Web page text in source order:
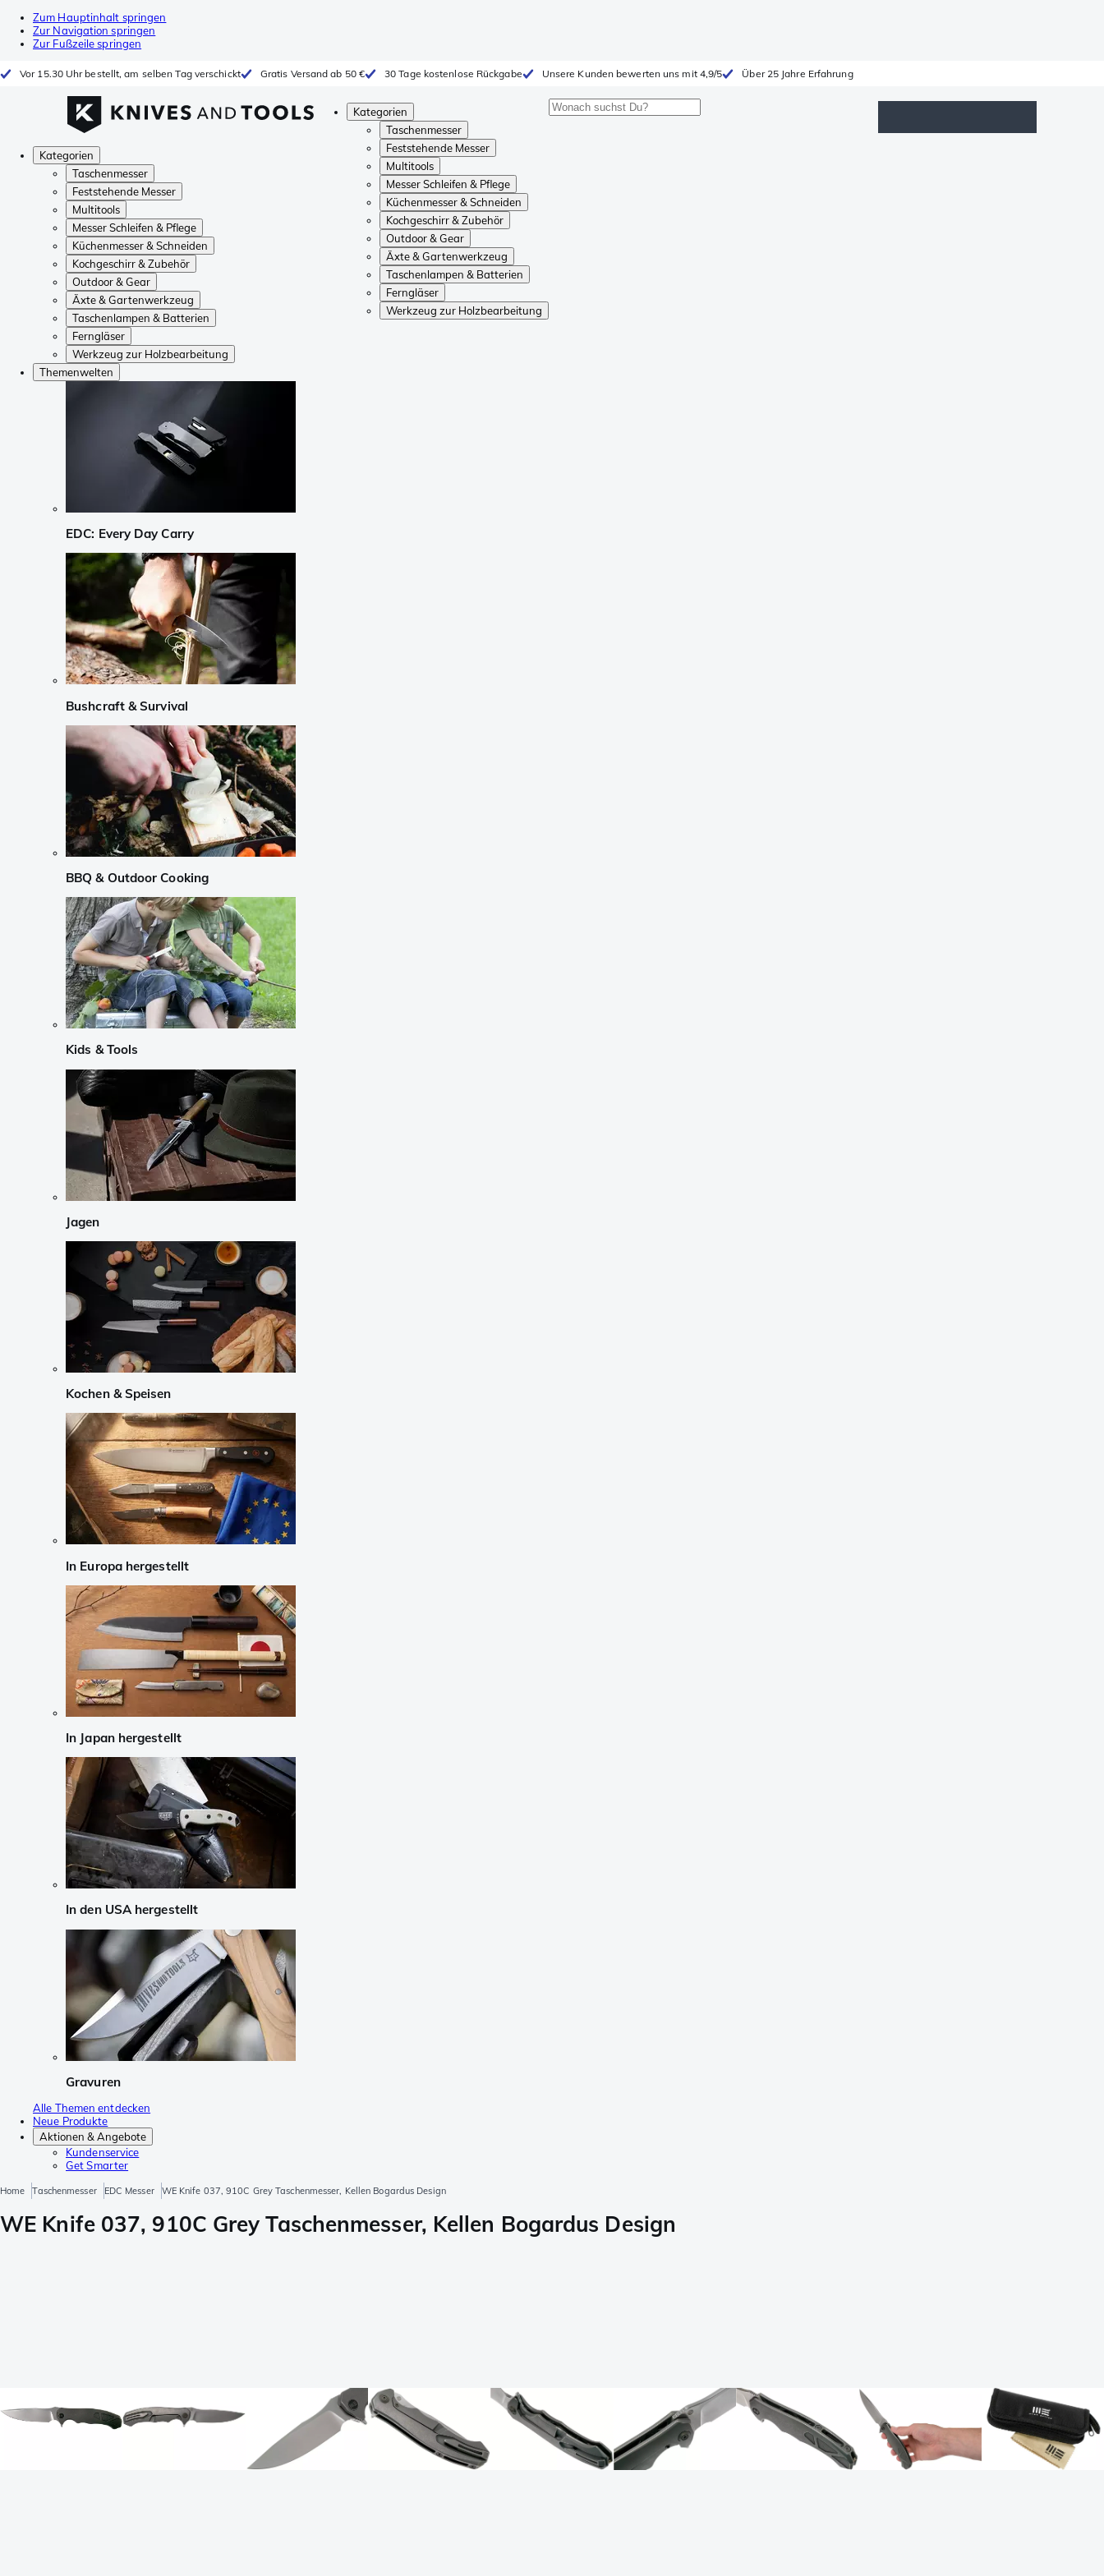
Zum Hauptinhalt springen
Zur Navigation springen
Zur Fußzeile springen
Vor 15.30 Uhr bestellt, am selben Tag verschickt Gratis Versand ab 50 € 30 Tage kostenlose Rückgabe Unsere Kunden bewerten uns mit 4,9/5 Über 25 Jahre Erfahrung
Kategorien
Taschenmesser
Feststehende Messer
Multitools
Messer Schleifen & Pflege
Küchenmesser & Schneiden
Kochgeschirr & Zubehör
Outdoor & Gear
Äxte & Gartenwerkzeug
Taschenlampen & Batterien
Ferngläser
Werkzeug zur Holzbearbeitung
Kategorien
Taschenmesser
Feststehende Messer
Multitools
Messer Schleifen & Pflege
Küchenmesser & Schneiden
Kochgeschirr & Zubehör
Outdoor & Gear
Äxte & Gartenwerkzeug
Taschenlampen & Batterien
Ferngläser
Werkzeug zur Holzbearbeitung
Themenwelten
EDC: Every Day Carry
Bushcraft & Survival
BBQ & Outdoor Cooking
Kids & Tools
Jagen
Kochen & Speisen
In Europa hergestellt
In Japan hergestellt
In den USA hergestellt
Gravuren
Alle Themen entdecken
Neue Produkte
Aktionen & Angebote
Kundenservice
Get Smarter
Home Taschenmesser EDC Messer WE Knife 037, 910C Grey Taschenmesser, Kellen Bogardus Design
WE Knife 037, 910C Grey Taschenmesser, Kellen Bogardus Design